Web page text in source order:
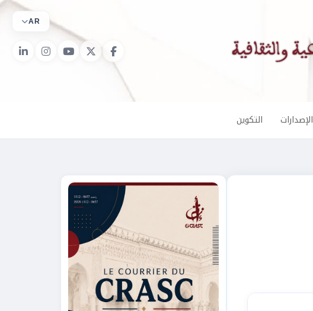
AR
الإصدارات التكوين